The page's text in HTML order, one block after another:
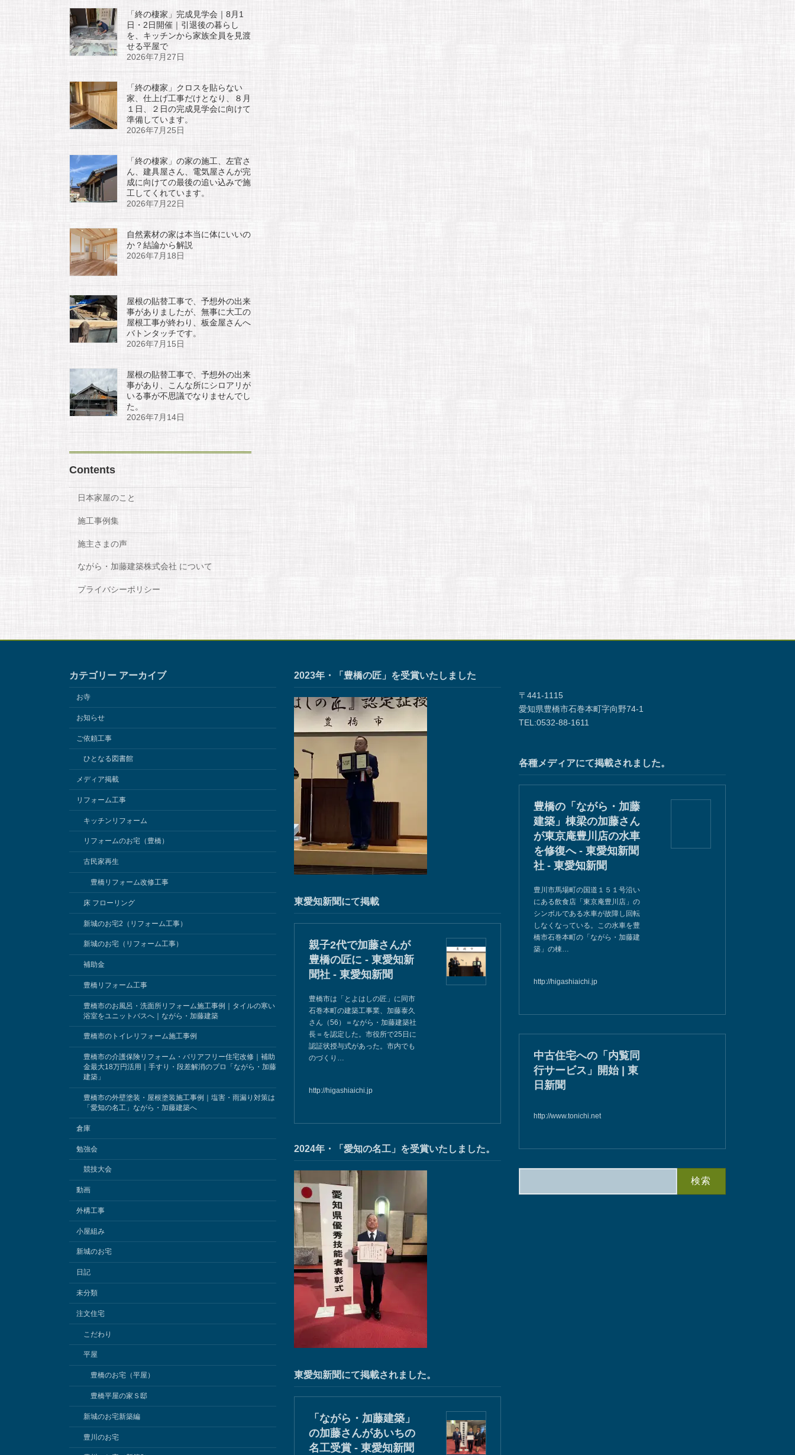
「終の棲家」完成見学会｜8月1
日・2日開催｜引退後の暮らし
を、キッチンから家族全員を見渡
せる平屋で
2026年7月27日
「終の棲家」クロスを貼らない
家、仕上げ工事だけとなり、８月
１日、２日の完成見学会に向けて
準備しています。
2026年7月25日
「終の棲家」の家の施工、左官さ
ん、建具屋さん、電気屋さんが完
成に向けての最後の追い込みで施
工してくれています。
2026年7月22日
自然素材の家は本当に体にいいの
か？結論から解説
2026年7月18日
屋根の貼替工事で、予想外の出来
事がありましたが、無事に大工の
屋根工事が終わり、板金屋さんへ
バトンタッチです。
2026年7月15日
屋根の貼替工事で、予想外の出来
事があり、こんな所にシロアリが
いる事が不思議でなりませんでし
た。
2026年7月14日
Contents
日本家屋のこと
施工事例集
施主さまの声
ながら・加藤建築株式会社 について
プライバシーポリシー
カテゴリー アーカイブ
お寺
お知らせ
ご依頼工事
ひとなる図書館
メディア掲載
リフォーム工事
キッチンリフォーム
リフォームのお宅（豊橋）
古民家再生
豊橋リフォーム改修工事
床 フローリング
新城のお宅2（リフォーム工事）
新城のお宅（リフォーム工事）
補助金
豊橋リフォーム工事
豊橋市のお風呂・洗面所リフォーム施工事例｜タイルの寒い
浴室をユニットバスへ｜ながら・加藤建築
豊橋市のトイレリフォーム施工事例
豊橋市の介護保険リフォーム・バリアフリー住宅改修｜補助
金最大18万円活用｜手すり・段差解消のプロ「ながら・加藤
建築」
豊橋市の外壁塗装・屋根塗装施工事例｜塩害・雨漏り対策は
「愛知の名工」ながら・加藤建築へ
倉庫
勉強会
競技大会
動画
外構工事
小屋組み
新城のお宅
日記
未分類
注文住宅
こだわり
平屋
豊橋のお宅（平屋）
豊橋平屋の家Ｓ邸
新城のお宅新築編
豊川のお宅
2023年・「豊橋の匠」を受賞いたしました
東愛知新聞にて掲載
親子2代で加藤さんが
豊橋の匠に - 東愛知新
聞社 - 東愛知新聞
豊橋市は「とよはしの匠」に同市
石巻本町の建築工事業、加藤泰久
さん（56）＝ながら・加藤建築社
長＝を認定した。市役所で25日に
認証状授与式があった。市内でも
のづくり…
http://higashiaichi.jp
2024年・「愛知の名工」を受賞いたしました。
東愛知新聞にて掲載されました。
「ながら・加藤建築」
の加藤さんがあいちの
名工受賞 - 東愛知新聞
〒441-1115
愛知県豊橋市石巻本町字向野74-1
TEL:0532-88-1611
各種メディアにて掲載されました。
豊橋の「ながら・加藤
建築」棟梁の加藤さん
が東京庵豊川店の水車
を修復へ - 東愛知新聞
社 - 東愛知新聞
豊川市馬場町の国道１５１号沿い
にある飲食店「東京庵豊川店」の
シンボルである水車が故障し回転
しなくなっている。この水車を豊
橋市石巻本町の「ながら・加藤建
築」の棟…
http://higashiaichi.jp
中古住宅への「内覧同
行サービス」開始 | 東
日新聞
http://www.tonichi.net
検